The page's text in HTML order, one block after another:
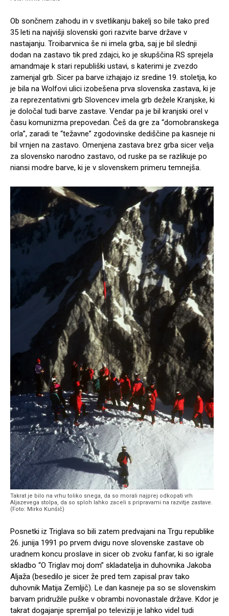
Ob sončnem zahodu in v svetlikanju bakelj so bile tako pred
35 leti na najvišji slovenski gori razvite barve države v
nastajanju. Troibarvnica še ni imela grba, saj je bil slednji
dodan na zastavo tik pred zdajci, ko je skupščina RS sprejela
amandmaje k stari republiški ustavi, s katerimi je zvezdo
zamenjal grb. Sicer pa barve izhajajo iz sredine 19. stoletja, ko
je bila na Wolfovi ulici izobešena prva slovenska zastava, ki je
za reprezentativni grb Slovencev imela grb dežele Kranjske, ki
je določal tudi barve zastave. Vendar pa je bil kranjski orel v
času komunizma prepovedan. Češ da gre za “domobranskega
orla”, zaradi te “težavne” zgodovinske dediščine pa kasneje ni
bil vrnjen na zastavo. Omenjena zastava brez grba sicer velja
za slovensko narodno zastavo, od ruske pa se razlikuje po
niansi modre barve, ki je v slovenskem primeru temnejša.
Takrat je bilo na vrhu toliko snega, da so morali najprej odkopati vrh
Aljazevega stolpa, da so sploh lahko zaceli s pripravami na razvitje zastave.
(Foto: Mirko Kunšič)
Posnetki iz Triglava so bili zatem predvajani na Trgu republike
26. junija 1991 po prvem dvigu nove slovenske zastave ob
uradnem koncu proslave in sicer ob zvoku fanfar, ki so igrale
skladbo “O Triglav moj dom” skladatelja in duhovnika Jakoba
Aljaža (besedilo je sicer že pred tem zapisal prav tako
duhovnik Matija Zemljič). Le dan kasneje pa so se slovenskim
barvam pridružile puške v obrambi novonastale države. Kdor je
takrat dogajanje spremljal po televiziji je lahko videl tudi